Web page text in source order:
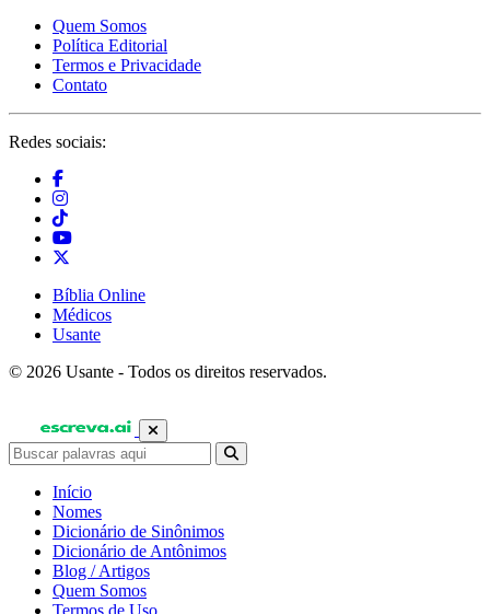
Quem Somos
Política Editorial
Termos e Privacidade
Contato
Redes sociais:
Bíblia Online
Médicos
Usante
© 2026 Usante - Todos os direitos reservados.
Início
Nomes
Dicionário de Sinônimos
Dicionário de Antônimos
Blog / Artigos
Quem Somos